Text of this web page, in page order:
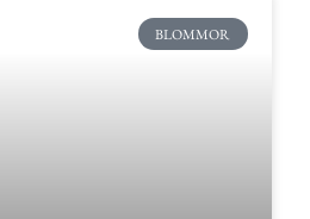
BLOMMOR